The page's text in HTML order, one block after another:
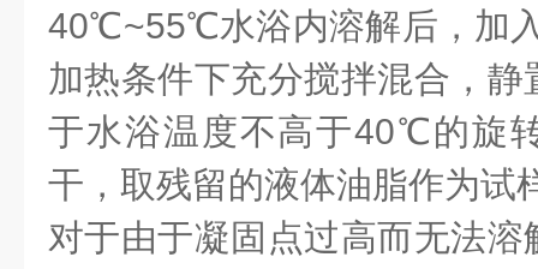
40℃~55℃水浴内溶解后，加
加热条件下充分搅拌混合，
于水浴温度不高于40℃的旋
干，取残留的液体油脂作为试
对于由于凝固点过高而无法